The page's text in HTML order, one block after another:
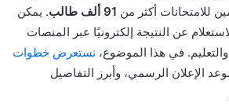
للامتحانات أكثر من 91 ألف طالب
. يمكن
عن النتيجة إلكترونيًا عبر المنصات
والتعليم. في هذا الموضوع، نستعرض خطوات
الإعلان الرسمي، وأبرز التفاصيل